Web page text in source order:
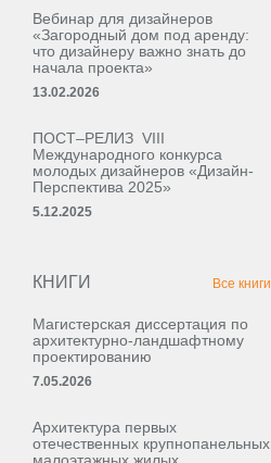
Вебинар для дизайнеров
«Загородный дом под аренду:
что дизайнеру важно знать до
начала проекта»
13.02.2026
ПОСТ–РЕЛИЗ VIII
Международного конкурса
молодых дизайнеров «Дизайн-
Перспектива 2025»
5.12.2025
КНИГИ Все книги
Магистерская диссертация по
архитектурно-ландшафтному
проектированию
7.05.2026
Архитектура первых
отечественных крупнопанельных